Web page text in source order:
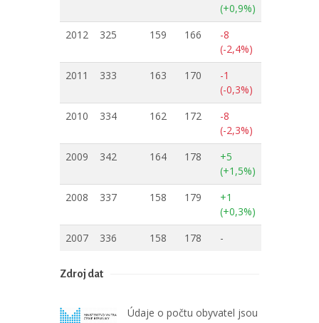
(+0,9%)
2012
325 159 166
-8
(-2,4%)
2011
333 163 170
-1
(-0,3%)
2010
334 162 172
-8
(-2,3%)
2009
342 164 178
+5
(+1,5%)
2008
337 158 179
+1
(+0,3%)
2007
336 158 178 -
Zdroj dat
Údaje o počtu obyvatel jsou